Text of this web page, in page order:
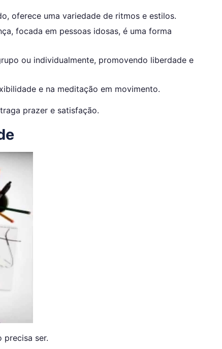
oferece uma variedade de ritmos e estilos.
focada em pessoas idosas, é uma forma
ou individualmente, promovendo liberdade e
e na meditação em movimento.
prazer e satisfação.
precisa ser.